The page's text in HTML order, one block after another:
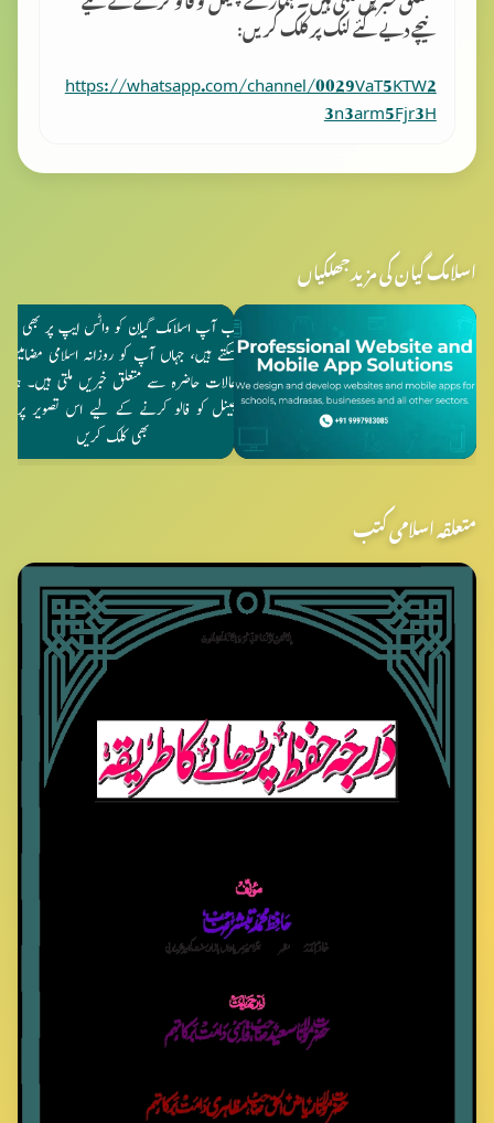
نیچے دیے گئے لنک پر کلک کریں:
https://whatsapp.com/channel/0029VaT5KTW2
3n3arm5Fjr3H
اسلامک گیان کی مزید جھلکیاں
متعلقہ اسلامی کتب